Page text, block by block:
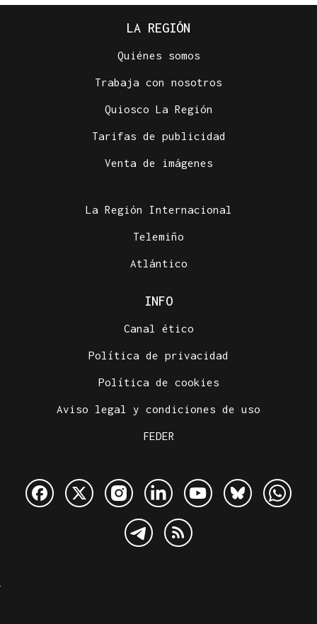
LA REGIÓN
Quiénes somos
Trabaja con nosotros
Quiosco La Región
Tarifas de publicidad
Venta de imágenes
La Región Internacional
Telemiño
Atlántico
INFO
Canal ético
Política de privacidad
Política de cookies
Aviso legal y condiciones de uso
FEDER